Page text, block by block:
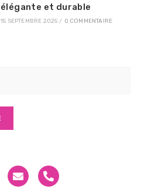
élégante et durable
15 SEPTEMBRE 2025 / 0 COMMENTAIRE